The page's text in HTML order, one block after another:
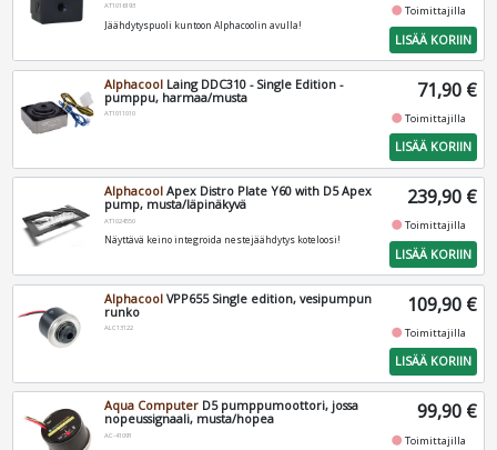
AT1016193
Jäähdytyspuoli kuntoon Alphacoolin avulla!
fiber_manual_recordToimittajilla
LISÄÄ KORIIN
Alphacool Laing DDC310 - Single Edition -
pumppu, harmaa/musta
AT1011010
71,90 €
fiber_manual_recordToimittajilla
LISÄÄ KORIIN
Alphacool Apex Distro Plate Y60 with D5 Apex
pump, musta/läpinäkyvä
AT1024550
Näyttävä keino integroida nestejäähdytys koteloosi!
239,90 €
fiber_manual_recordToimittajilla
LISÄÄ KORIIN
Alphacool VPP655 Single edition, vesipumpun
runko
ALC13122
109,90 €
fiber_manual_recordToimittajilla
LISÄÄ KORIIN
Aqua Computer D5 pumppumoottori, jossa
nopeussignaali, musta/hopea
AC-41091
99,90 €
fiber_manual_recordToimittajilla